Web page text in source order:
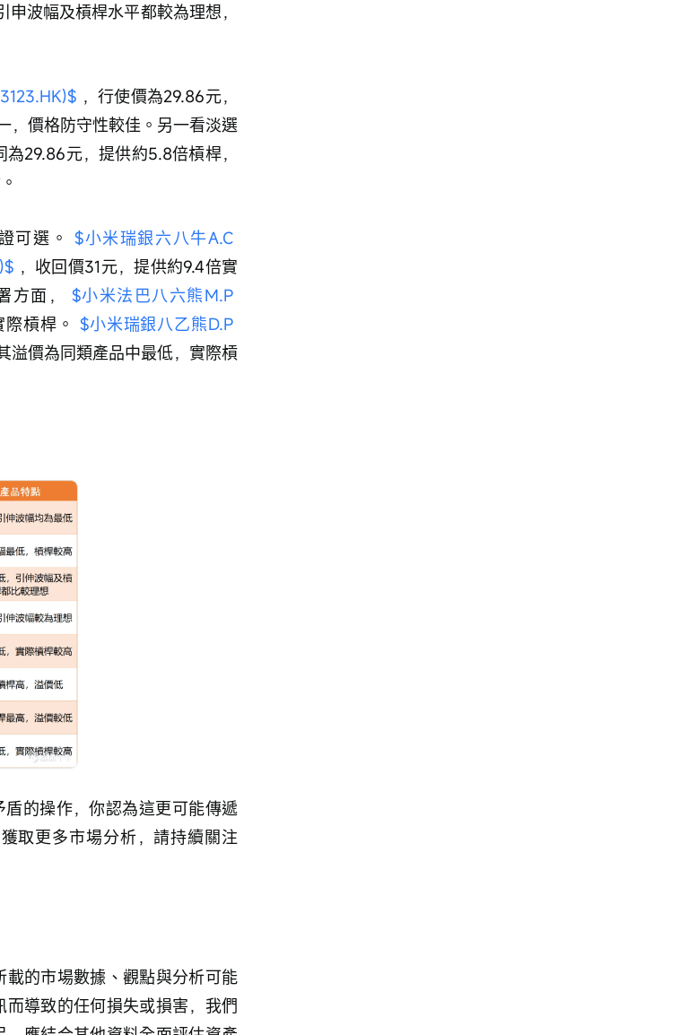
波幅及槓桿水平都較為理想，
，行使價為29.86元，
，價格防守性較佳。另一看淡選
為29.86元，提供約5.8倍槓桿，
可選。 $小米瑞銀六八牛A.C
，收回價31元，提供約9.4倍實
方面， $小米法巴八六熊M.P
槓桿。 $小米瑞銀八乙熊D.P
溢價為同類產品中最低，實際槓
的操作，你認為這更可能傳遞
取更多市場分析，請持續關注
的市場數據、觀點與分析可能
導致的任何損失或損害，我們